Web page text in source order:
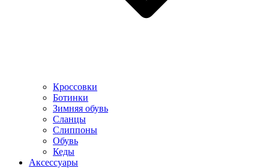
Кроссовки
Ботинки
Зимняя обувь
Сланцы
Слиппоны
Обувь
Кеды
Аксессуары